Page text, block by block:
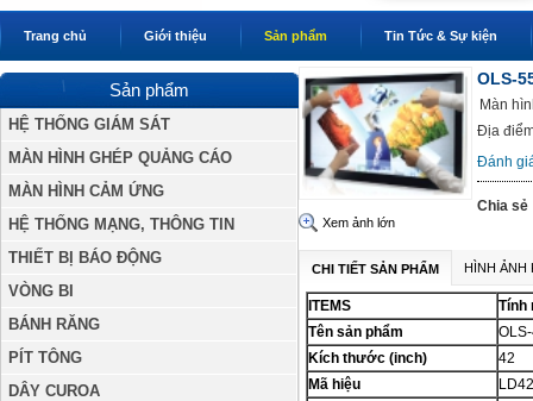
Trang chủ Giới thiệu Sản phẩm Tin Tức & Sự kiện
Sản phẩm
HỆ THỐNG GIÁM SÁT
MÀN HÌNH GHÉP QUẢNG CÁO
MÀN HÌNH CẢM ỨNG
HỆ THỐNG MẠNG, THÔNG TIN
THIẾT BỊ BÁO ĐỘNG
VÒNG BI
BÁNH RĂNG
PÍT TÔNG
DÂY CUROA
Xem ảnh lớn
OLS-
Màn
Địa
Đánh
Chia sẻ
CHI TIẾT SẢN PHẨM HÌNH ẢNH
ITEMS
Tính
Tên sản phẩm
Kích thước (inch)
42
Mã hiệu